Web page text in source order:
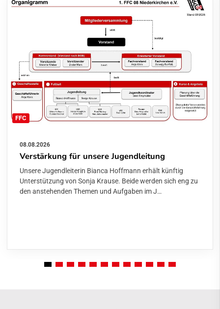
FFC
08.08.2026
Verstärkung für unsere Jugendleitung
Unsere Jugendleiterin Bianca Hoffmann erhält künftig
Unterstützung von Sonja Krause. Beide werden sich eng zu
den anstehenden Themen und Aufgaben im J…